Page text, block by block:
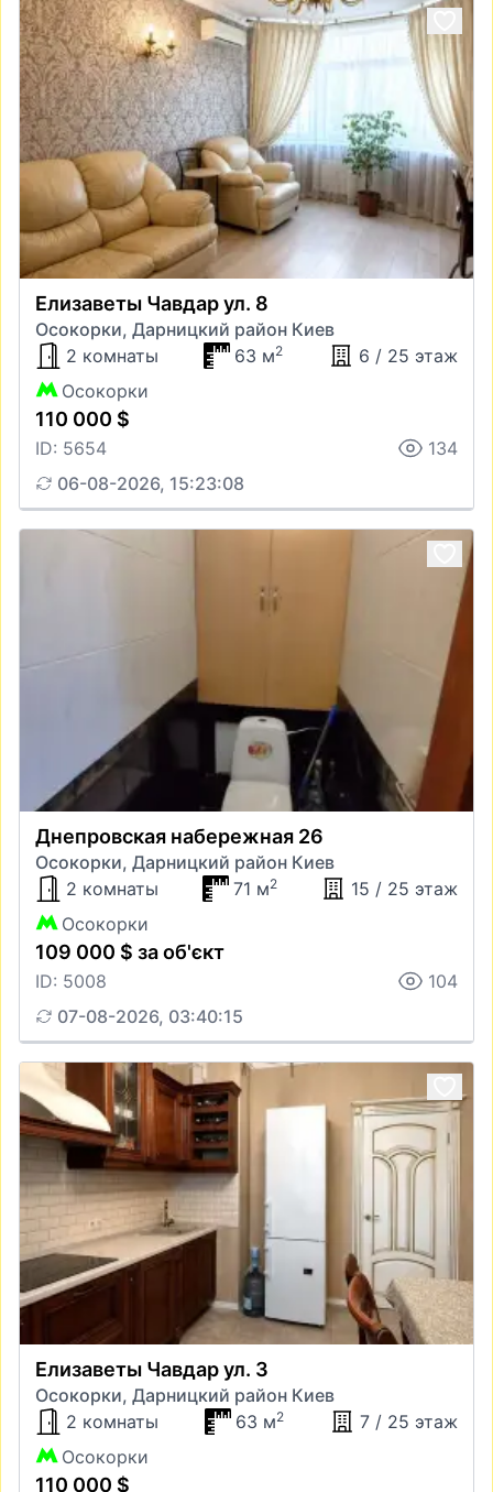
Елизаветы Чавдар ул. 8
Осокорки, Дарницкий район Киев
2 комнаты
63 м2
6 / 25 этаж
Осокорки
110 000 $
ID: 5654
134
06-08-2026, 15:23:08
Днепровская набережная 26
Осокорки, Дарницкий район Киев
2 комнаты
71 м2
15 / 25 этаж
Осокорки
109 000 $ за об'єкт
ID: 5008
104
07-08-2026, 03:40:15
Елизаветы Чавдар ул. 3
Осокорки, Дарницкий район Киев
2 комнаты
63 м2
7 / 25 этаж
Осокорки
110 000 $